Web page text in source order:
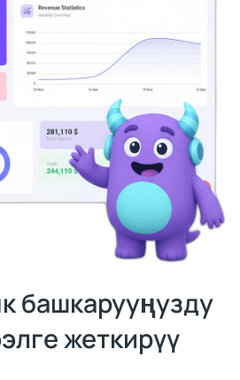
башкарууңузду
жеткирүү